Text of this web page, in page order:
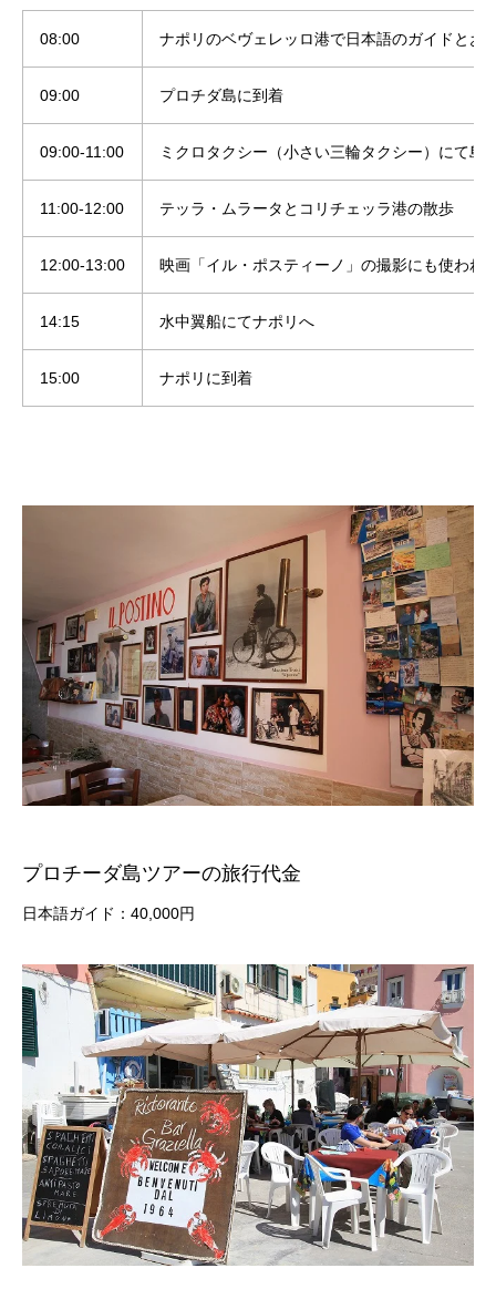
08:00 ナポリのベヴェレッロ港で日本語のガイドとお
09:00 プロチダ島に到着
09:00-11:00 ミクロタクシー（小さい三輪タクシー）にて島
11:00-12:00 テッラ・ムラータとコリチェッラ港の散歩
12:00-13:00 映画「イル・ポスティーノ」の撮影にも使われ
14:15 水中翼船にてナポリへ
15:00 ナポリに到着
プロチーダ島ツアーの旅行代金
日本語ガイド：40,000円